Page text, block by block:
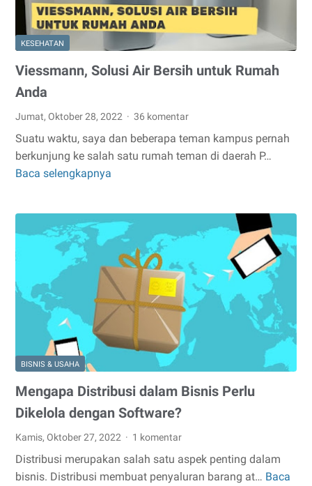
KESEHATAN
Viessmann, Solusi Air Bersih untuk Rumah
Anda
Jumat, Oktober 28, 2022 36 komentar
Suatu waktu, saya dan beberapa teman kampus pernah
berkunjung ke salah satu rumah teman di daerah P…
Baca selengkapnya
Bersih
untuk
Rumah
Anda
BISNIS & USAHA
Mengapa Distribusi dalam Bisnis Perlu
Dikelola dengan Software?
Kamis, Oktober 27, 2022 1 komentar
Distribusi merupakan salah satu aspek penting dalam
bisnis. Distribusi membuat penyaluran barang at… Baca
Mengapa